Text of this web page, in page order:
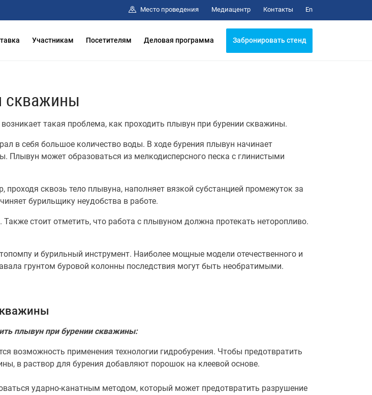
Место проведения Медиацентр Контакты En
Участникам Посетителям Деловая программа Забронировать стенд
скважины
такая проблема, как проходить плывун при бурении скважины.
в себя большое количество воды. В ходе бурения плывун начинает
Плывун может образоваться из мелкодисперсного песка с глинистыми
сквозь тело плывуна, наполняет вязкой субстанцией промежуток за
бурильщику неудобства в работе.
стоит отметить, что работа с плывуном должна протекать неторопливо.
и бурильный инструмент. Наиболее мощные модели отечественного и
грунтом буровой колонны последствия могут быть необратимыми.
плывун при бурении скважины:
возможность применения технологии гидробурения. Чтобы предотвратить
в раствор для бурения добавляют порошок на клеевой основе.
ударно-канатным методом, который может предотвратить разрушение